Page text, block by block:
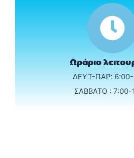
Ωράριο
ΔΕΥΤ-ΠΑΡ: 6:00-
ΣΑΒΒΑΤΟ : 7:00-